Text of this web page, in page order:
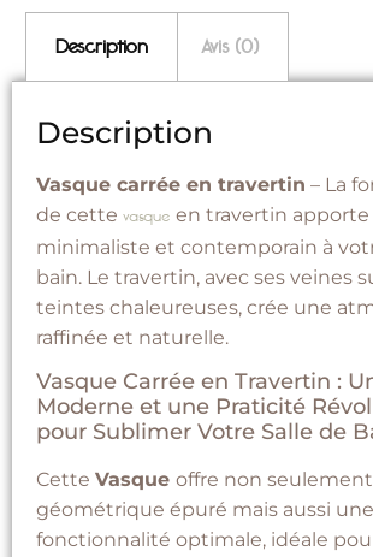
Description Avis (0)
Description
Vasque carrée en travertin – La
de cette vasque en travertin
minimaliste et contemporain à
bain. Le travertin, avec ses veines
teintes chaleureuses, crée une
raffinée et naturelle.
Vasque Carrée en Travertin :
Moderne et une Praticité
pour Sublimer Votre Salle de
Cette Vasque offre non
géométrique épuré mais aussi une
fonctionnalité optimale, idéale